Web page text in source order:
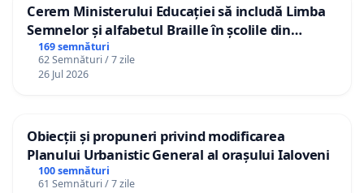
Cerem Ministerului Educației să includă Limba
Semnelor și alfabetul Braille în școlile din
Republica Moldova!
169 semnături
62 Semnături / 7 zile
26 Jul 2026
Obiecții și propuneri privind modificarea
Planului Urbanistic General al orașului Ialoveni
100 semnături
61 Semnături / 7 zile